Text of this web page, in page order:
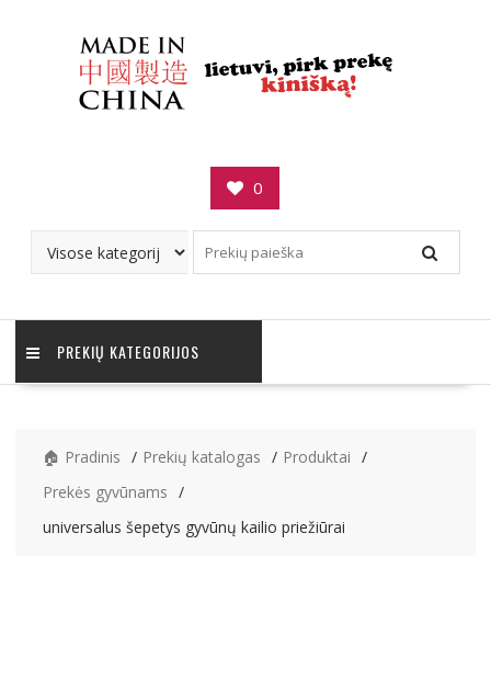
0
PREKIŲ KATEGORIJOS
🏠 Pradinis Prekių katalogas
Produktai
Prekės gyvūnams
universalus šepetys gyvūnų kailio priežiūrai